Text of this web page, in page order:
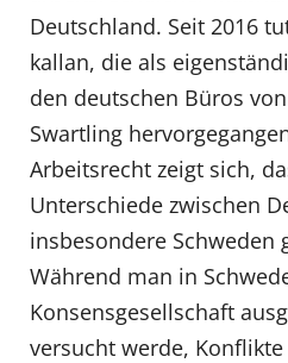
Deutschland. Seit 2016
kallan, die als
den deutschen Büros
Swartling
Arbeitsrecht zeigt sich,
Unterschiede zwischen
insbesondere Schweden
Während man in
Konsensgesellschaft
versucht werde, Konflikte